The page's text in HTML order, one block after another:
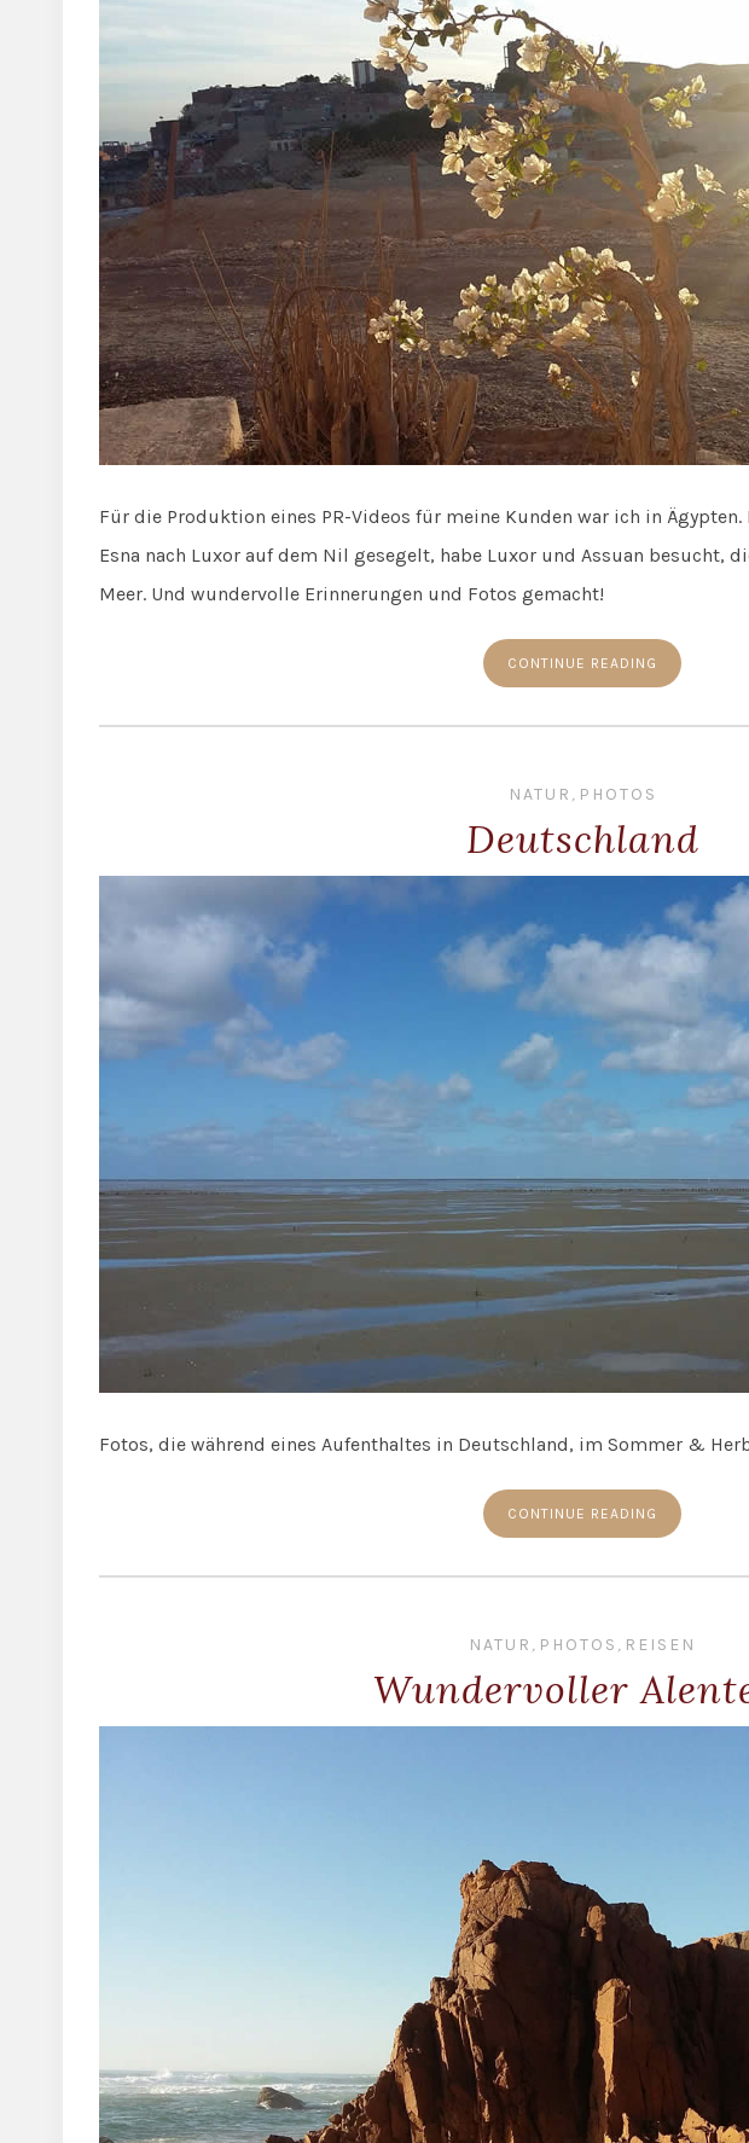
Für die Produktion eines PR-Videos für meine Kunden war ich in
Esna nach Luxor auf dem Nil gesegelt, habe Luxor und Assuan besucht,
Meer. Und wundervolle Erinnerungen und Fotos gemacht!
CONTINUE READING
NATUR , PHOTOS
Deutschland
Fotos, die während eines Aufenthaltes in Deutschland, im Sommer &
CONTINUE READING
NATUR , PHOTOS , REISEN
Wundervoller